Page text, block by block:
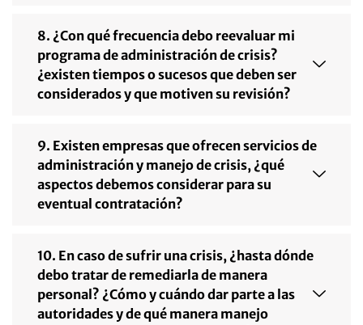
8. ¿Con qué frecuencia debo reevaluar mi
programa de administración de crisis?
¿existen tiempos o sucesos que deben ser
considerados y que motiven su revisión?
9. Existen empresas que ofrecen servicios de
administración y manejo de crisis, ¿qué
aspectos debemos considerar para su
eventual contratación?
10. En caso de sufrir una crisis, ¿hasta dónde
debo tratar de remediarla de manera
personal? ¿Cómo y cuándo dar parte a las
autoridades y de qué manera manejo